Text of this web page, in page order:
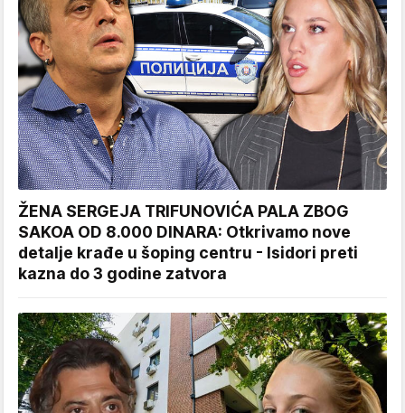
ŽENA SERGEJA TRIFUNOVIĆA PALA ZBOG
SAKOA OD 8.000 DINARA: Otkrivamo nove
detalje krađe u šoping centru - Isidori preti
kazna do 3 godine zatvora